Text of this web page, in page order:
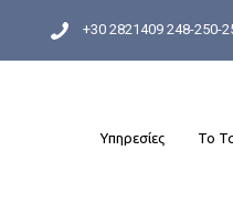
+30 2821409 248-250-
Υπηρεσίες Το